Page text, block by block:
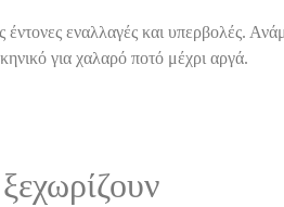
εναλλαγές και υπερβολές.
για χαλαρό ποτό μέχρι αργά.